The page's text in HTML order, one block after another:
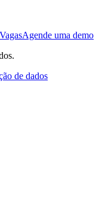
VagasAgende uma demo
de dados